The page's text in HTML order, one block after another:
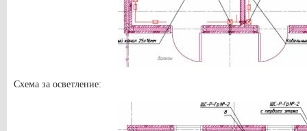
Схема за осветление: